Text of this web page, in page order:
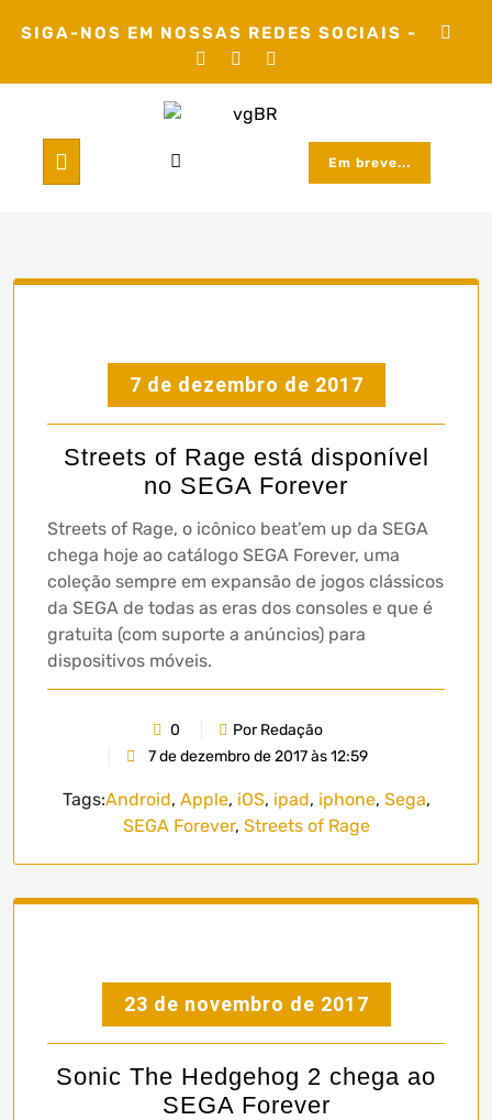
SIGA-NOS EM NOSSAS REDES SOCIAIS -
Em breve...
7 de dezembro de 2017
Streets of Rage está disponível
no SEGA Forever
Streets of Rage, o icônico beat’em up da SEGA
chega hoje ao catálogo SEGA Forever, uma
coleção sempre em expansão de jogos clássicos
da SEGA de todas as eras dos consoles e que é
gratuita (com suporte a anúncios) para
dispositivos móveis.
0
Por Redação
7 de dezembro de 2017 às 12:59
Tags:Android, Apple, iOS, ipad, iphone, Sega,
SEGA Forever, Streets of Rage
23 de novembro de 2017
Sonic The Hedgehog 2 chega ao
SEGA Forever